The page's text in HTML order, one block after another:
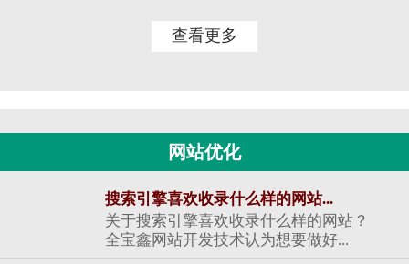
查看更多
网站优化
搜索引擎喜欢收录什么样的网站...
关于搜索引擎喜欢收录什么样的网站？
全宝鑫网站开发技术认为想要做好...